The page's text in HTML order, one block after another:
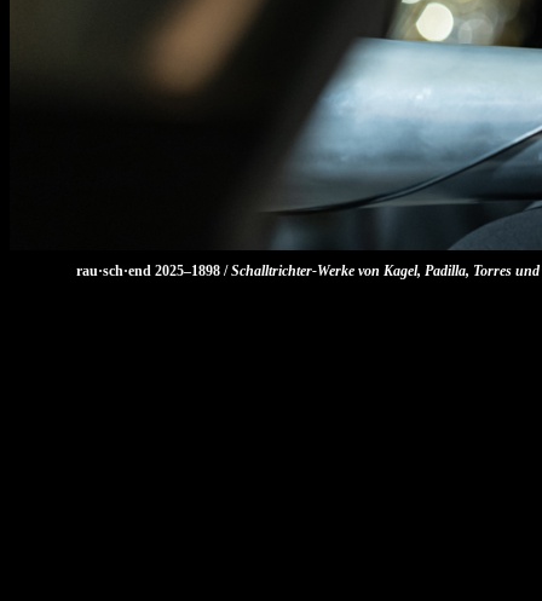
rau·sch·end 2025–1898 /Schalltrichter-Werke von Kagel, Padilla, Torres